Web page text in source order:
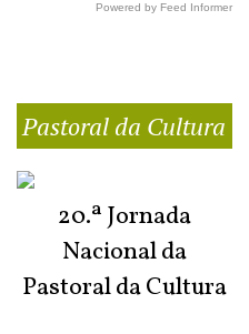
Powered by Feed Informer
Pastoral da Cultura
20.ª Jornada
Nacional da
Pastoral da Cultura